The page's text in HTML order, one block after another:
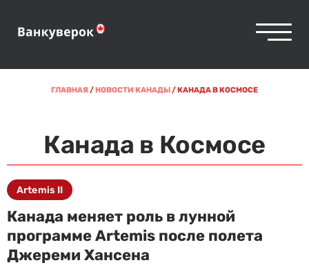
ГЛАВНАЯ /НОВОСТИ КАНАДЫ/КАНАДА В КОСМОСЕ
Канада в Космосе
Канада меняет роль в лунной
программе Artemis после полета
Джереми Хансена
Artemis II